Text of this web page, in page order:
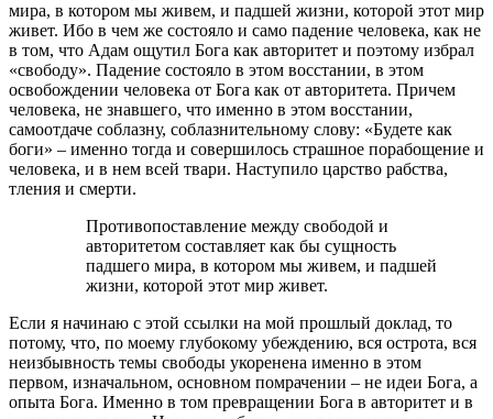
мира, в котором мы живем, и падшей жизни, которой этот мир
живет. Ибо в чем же состояло и само падение человека, как не
в том, что Адам ощутил Бога как авторитет и поэтому избрал
«свободу». Падение состояло в этом восстании, в этом
освобождении человека от Бога как от авторитета. Причем
человека, не знавшего, что именно в этом восстании,
самоотдаче соблазну, соблазнительному слову: «Будете как
боги» – именно тогда и совершилось страшное порабощение и
человека, и в нем всей твари. Наступило царство рабства,
тления и смерти.
Противопоставление между свободой и
авторитетом составляет как бы сущность
падшего мира, в котором мы живем, и падшей
жизни, которой этот мир живет.
Если я начинаю с этой ссылки на мой прошлый доклад, то
потому, что, по моему глубокому убеждению, вся острота, вся
неизбывность темы свободы укоренена именно в этом
первом, изначальном, основном помрачении – не идеи Бога, а
опыта Бога. Именно в том превращении Бога в авторитет и в